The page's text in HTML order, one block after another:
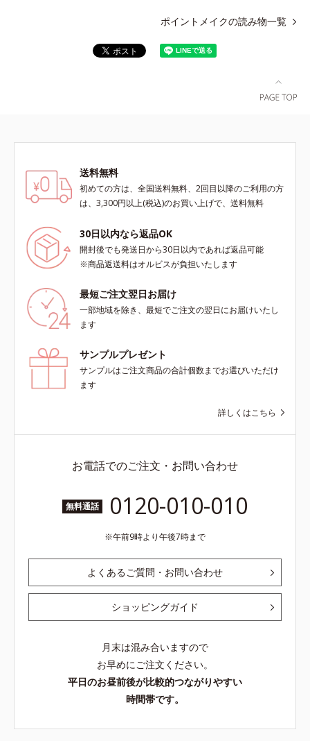
ポイントメイクの読み物一覧
送料無料
初めての方は、全国送料無料、2回目以降のご利用の方
は、3,300円以上(税込)のお買い上げで、送料無料
30日以内なら返品OK
開封後でも発送日から30日以内であれば返品可能
※商品返送料はオルビスが負担いたします
最短ご注文翌日お届け
一部地域を除き、最短でご注文の翌日にお届けいたし
ます
サンプルプレゼント
サンプルはご注文商品の合計個数までお選びいただけ
ます
詳しくはこちら
お電話でのご注文・お問い合わせ
無料通話 0120-010-010
午前9時より午後7時まで
よくあるご質問・お問い合わせ
ショッピングガイド
月末は混み合いますので
お早めにご注文ください。
平日のお昼前後が比較的つながりやすい
時間帯です。